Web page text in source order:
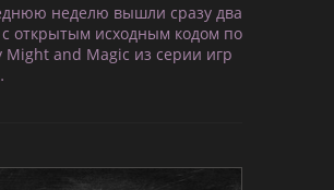
неделю вышли сразу два
с открытым исходным кодом по
Might and Magic из серии игр